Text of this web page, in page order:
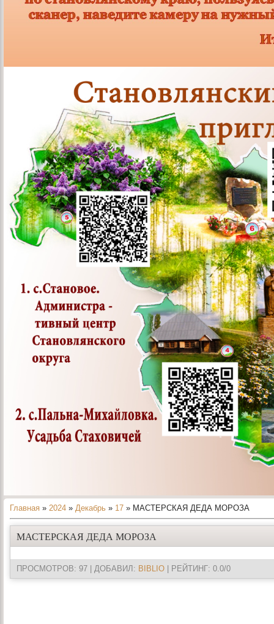
Главная » 2024 » Декабрь » 17 » МАСТЕРСКАЯ ДЕДА МОРОЗА
МАСТЕРСКАЯ ДЕДА МОРОЗА
ПРОСМОТРОВ: 97 | ДОБАВИЛ: BIBLIO | РЕЙТИНГ: 0.0/0